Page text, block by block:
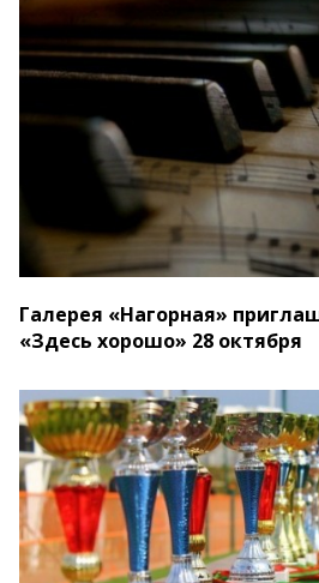
Галерея «Нагорная»
«Здесь хорошо» 28 октября